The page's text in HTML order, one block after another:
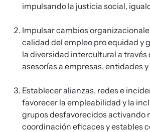
impulsando la justicia social,
Impulsar cambios
calidad del empleo pro equidad y
la diversidad intercultural a través
asesorías a empresas, entidades
Establecer alianzas, redes e
favorecer la empleabilidad y la
grupos desfavorecidos activando
coordinación eficaces y estables